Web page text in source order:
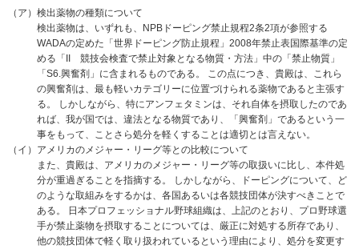
（ア）検出薬物の種類について
検出薬物は、いずれも、NPBドーピング禁止規程2条2項が参照する
WADAの定めた「世界ドーピング防止規程」2008年禁止表国際基準の定
める「II 競技会検査で禁止対象となる物質・方法」中の「禁止物質」
「S6.興奮剤」に含まれるものである。 この点につき、貴殿は、これら
の興奮剤は、最も軽いカテゴリーに位置づけられる薬物であると主張す
る。 しかしながら、特にアンフェタミンは、それ自体を摂取したのであ
れば、我が国では、違法となる物質であり、「興奮剤」であるという一
事をもって、ことさら処分を軽くすることは適切とは言えない。
（イ）アメリカのメジャー・リーグ等との比較について
また、貴殿は、アメリカのメジャー・リーグ等の取扱いに比し、本件処
分が重過ぎることを指摘する。 しかしながら、ドーピングについて、ど
のような取組みをするかは、各国あるいは各競技団体が決すべきことで
ある。 日本プロフェッショナル野球組織は、上記のとおり、プロ野球選
手が禁止薬物を摂取することについては、厳正に対処する所存であり、
他の競技団体で軽く取り扱われているという理由により、処分を変更す